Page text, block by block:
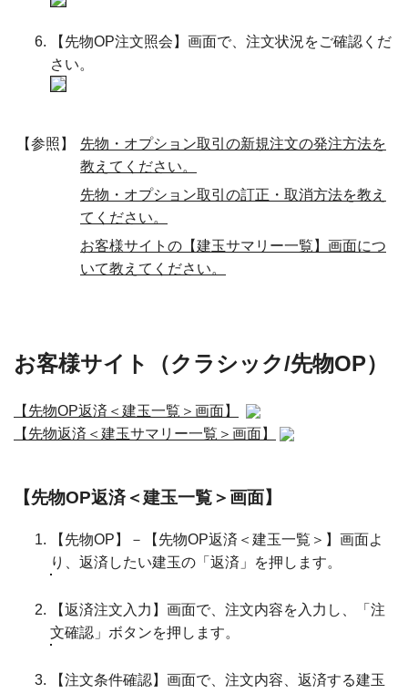
【先物OP注文照会】画面で、注文状況をご確認くだ
さい。
【参照】
先物・オプション取引の新規注文の発注方法を
教えてください。
先物・オプション取引の訂正・取消方法を教え
てください。
お客様サイトの【建玉サマリー一覧】画面につ
いて教えてください。
お客様サイト（クラシック/先物OP）
【先物OP返済＜建玉一覧＞画面】
【先物返済＜建玉サマリー一覧＞画面】
【先物OP返済＜建玉一覧＞画面】
【先物OP】－【先物OP返済＜建玉一覧＞】画面よ
り、返済したい建玉の「返済」を押します。
【返済注文入力】画面で、注文内容を入力し、「注
文確認」ボタンを押します。
【注文条件確認】画面で、注文内容、返済する建玉